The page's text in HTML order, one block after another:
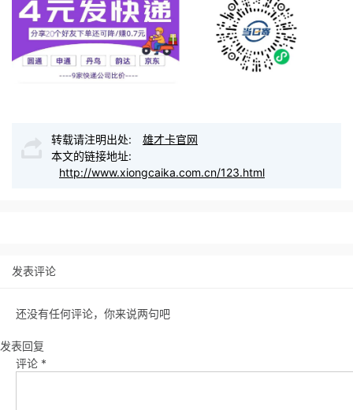
转载请注明出处:
雄才卡官网
本文的链接地址:
http://www.xiongcaika.com.cn/123.html
发表评论
还没有任何评论，你来说两句吧
发表回复
评论 *